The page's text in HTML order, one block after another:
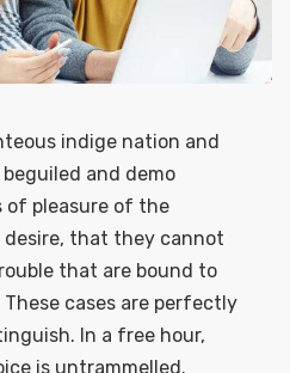
indige nation and
and demo
of pleasure of the
desire, that they cannot
that are bound to
cases are perfectly
In a free hour,
is untrammelled.